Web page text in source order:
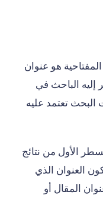
هو عنوان
إليه الباحث في
البحث تعتمد عليه
الأول من نتائج
العنوان الذي
المقال أو